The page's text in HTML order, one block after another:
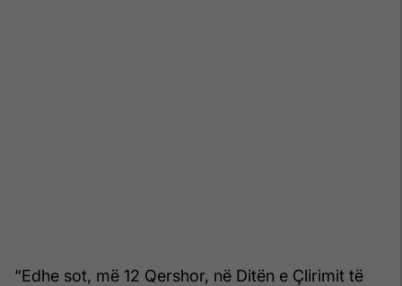
“Edhe sot, më 12 Qershor, në Ditën e Çlirimit të